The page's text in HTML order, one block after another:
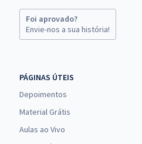
Foi aprovado?
Envie-nos a sua história!
PÁGINAS ÚTEIS
Depoimentos
Material Grátis
Aulas ao Vivo